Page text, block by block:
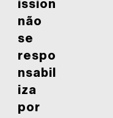
ission
não
se
respo
nsabil
iza
por